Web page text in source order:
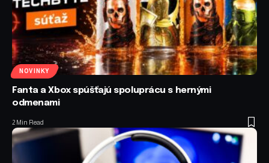
NOVINKY
Fanta a Xbox spúšťajú spoluprácu s hernými
odmenami
2 Min Read